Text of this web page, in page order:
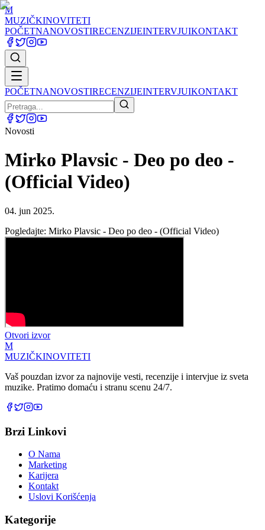
M
MUZIČKINOVITETI
POČETNANOVOSTIRECENZIJEINTERVJUIKONTAKT
POČETNANOVOSTIRECENZIJEINTERVJUIKONTAKT
Novosti
Mirko Plavsic - Deo po deo -
(Official Video)
04. jun 2025.
Pogledajte: Mirko Plavsic - Deo po deo - (Official Video)
Otvori izvor
M
MUZIČKINOVITETI
Vaš pouzdan izvor za najnovije vesti, recenzije i intervjue iz sveta
muzike. Pratimo domaću i stranu scenu 24/7.
Brzi Linkovi
O Nama
Marketing
Karijera
Kontakt
Uslovi Korišćenja
Kategorije